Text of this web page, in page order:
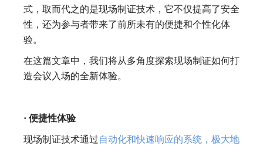
式，取而代之的是现场制证技术，它不仅提高了安全
性，还为参与者带来了前所未有的便捷和个性化体
验。
在这篇文章中，我们将从多角度探索现场制证如何打
造会议入场的全新体验。
· 便捷性体验
现场制证技术通过自动化和快速响应的系统，极大地